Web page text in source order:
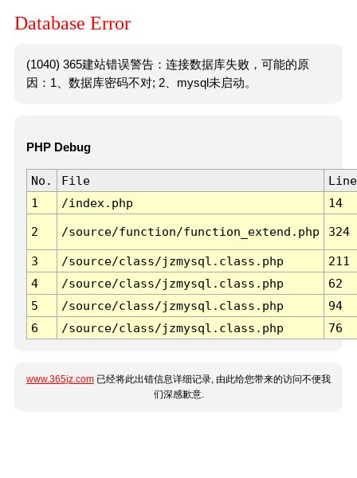
Database Error
(1040) 365建站错误警告：连接数据库失败，可能的原
因：1、数据库密码不对; 2、mysql未启动。
PHP Debug
No. File
Line
1
/index.php 14
2 /source/function/function_extend.php 324
3 /source/class/jzmysql.class.php
211
4
/source/class/jzmysql.class.php
62
5
/source/class/jzmysql.class.php
94
6
/source/class/jzmysql.class.php 76
www.365jz.com 已经将此出错信息详细记录, 由此给您带来的访问不便我
们深感歉意.